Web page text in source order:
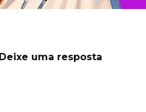
Deixe uma resposta